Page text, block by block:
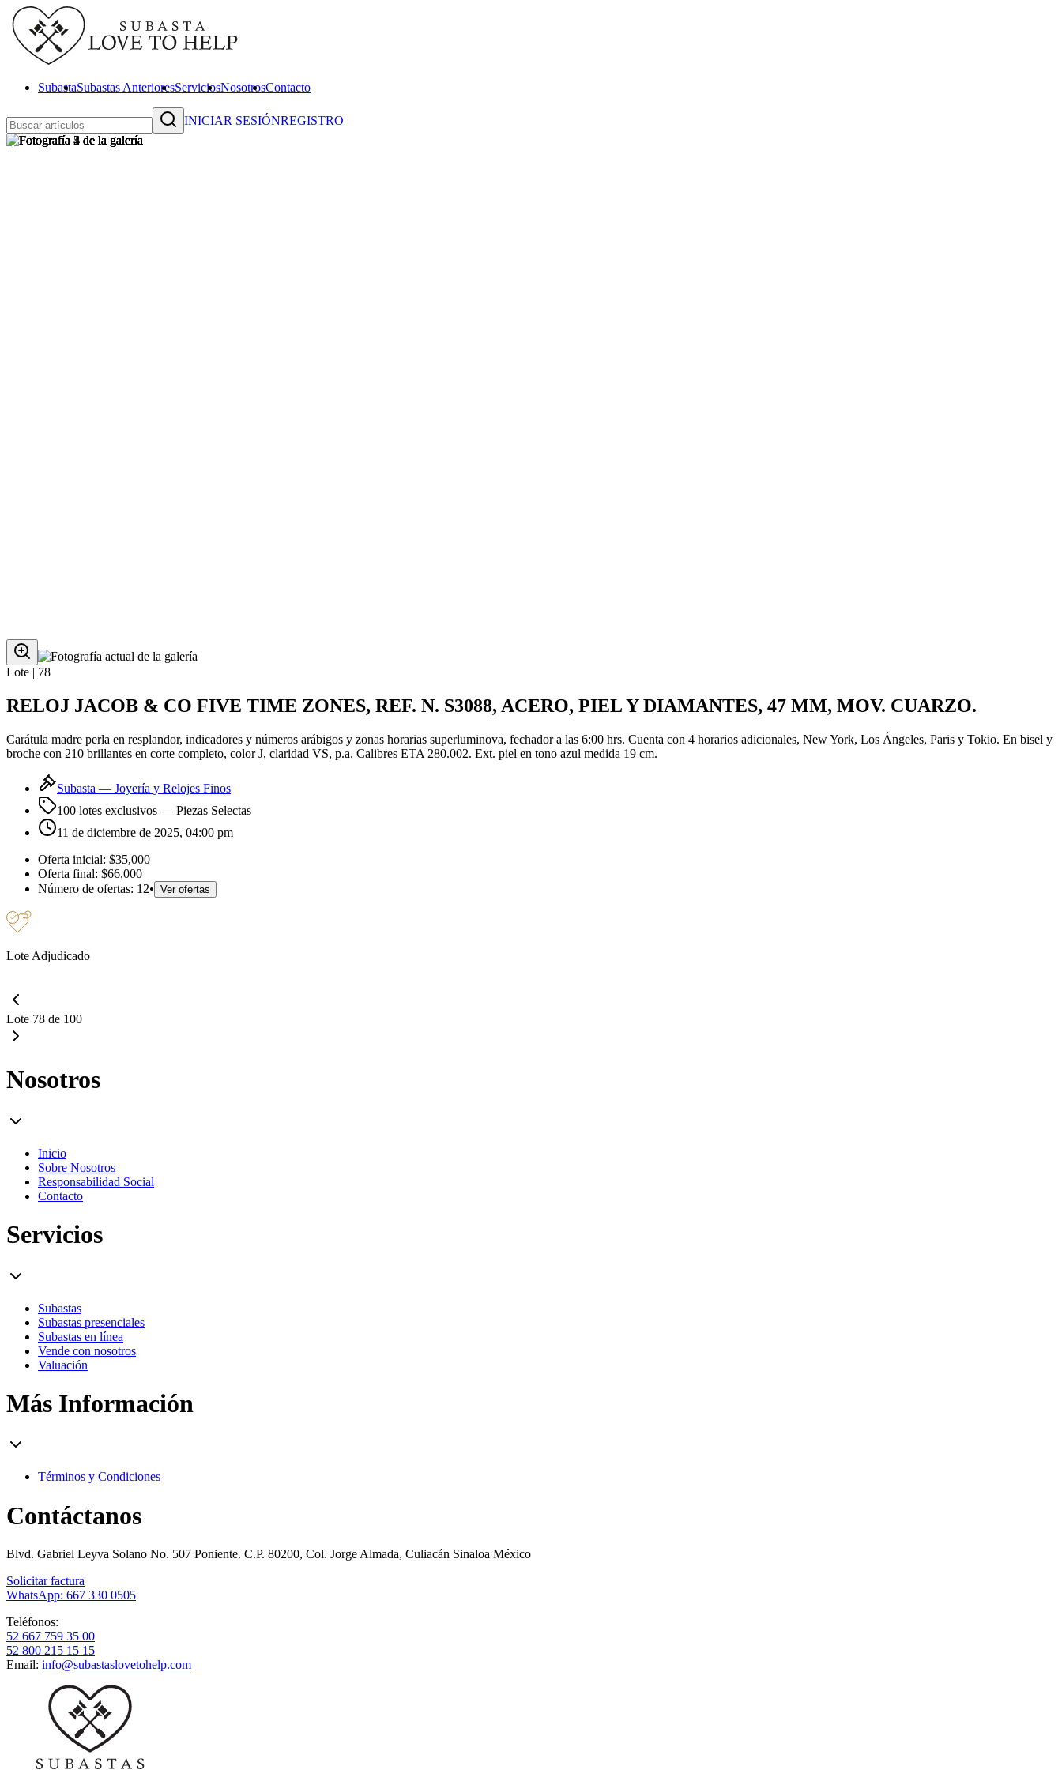
SubastaSubastas AnterioresServiciosNosotrosContacto
INICIAR SESIÓNREGISTRO
Lote | 78
RELOJ JACOB & CO FIVE TIME ZONES, REF. N. S3088, ACERO, PIEL Y DIAMANTES, 47 MM, MOV. CUARZO.
Carátula madre perla en resplandor, indicadores y números arábigos y zonas horarias superluminova, fechador a las 6:00 hrs. Cuenta con 4 horarios adicionales, New York, Los Ángeles, Paris y Tokio. En bisel y
broche con 210 brillantes en corte completo, color J, claridad VS, p.a. Calibres ETA 280.002. Ext. piel en tono azul medida 19 cm.
Subasta — Joyería y Relojes Finos
100 lotes exclusivos — Piezas Selectas
11 de diciembre de 2025, 04:00 pm
Oferta inicial: $35,000
Oferta final: $66,000
Número de ofertas: 12• Ver ofertas
Lote Adjudicado
Lote 78 de 100
Nosotros
Inicio
Sobre Nosotros
Responsabilidad Social
Contacto
Servicios
Subastas
Subastas presenciales
Subastas en línea
Vende con nosotros
Valuación
Más Información
Términos y Condiciones
Contáctanos
Blvd. Gabriel Leyva Solano No. 507 Poniente. C.P. 80200, Col. Jorge Almada, Culiacán Sinaloa México
Solicitar factura
WhatsApp: 667 330 0505
Teléfonos:
52 667 759 35 00
52 800 215 15 15
Email: info@subastaslovetohelp.com